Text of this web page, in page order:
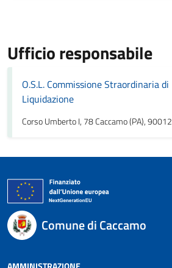
Ufficio responsabile
O.S.L. Commissione Straordinaria di
Liquidazione
Corso Umberto I, 78 Caccamo (PA), 90012
Comune di Caccamo